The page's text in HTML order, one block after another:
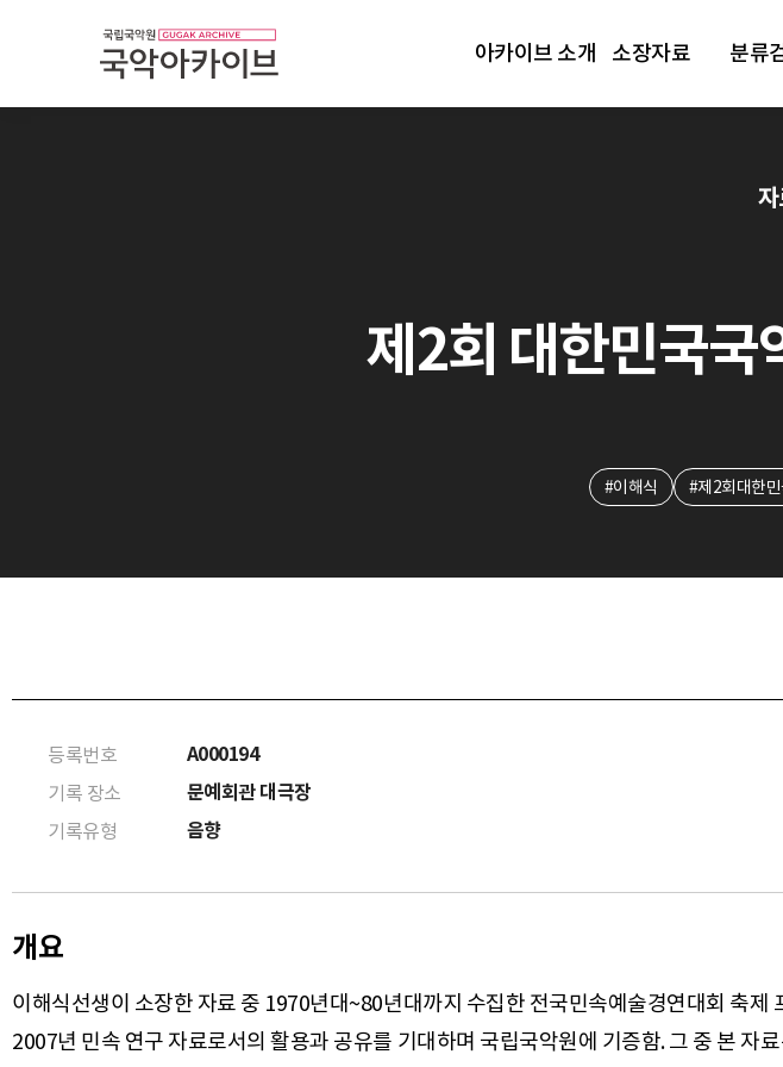
아카이브 소개 소장자료 분류
제2회 대한민국
#이해식 #제2회대한
등록번호 A000194
기록 장소
문예회관 대극장
기록유형 음향
개요
이해식선생이 소장한 자료 중 1970년대~80년대까지 수집한 전국민속예술경연대회 축
2007년 민속 연구 자료로서의 활용과 공유를 기대하며 국립국악원에 기증함. 그 중 본